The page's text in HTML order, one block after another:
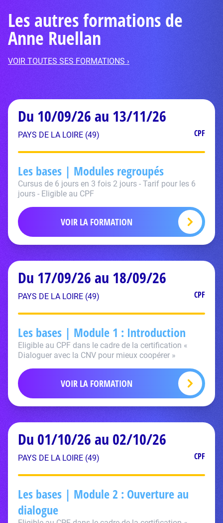
Les autres formations de
Anne Ruellan
VOIR TOUTES SES FORMATIONS ›
Du 10/09/26 au 13/11/26
PAYS DE LA LOIRE (49) CPF
Les bases | Modules regroupés
Cursus de 6 jours en 3 fois 2 jours - Tarif pour les 6
jours - Eligible au CPF
VOIR LA FORMATION
Du 17/09/26 au 18/09/26
PAYS DE LA LOIRE (49) CPF
Les bases | Module 1 : Introduction
Eligible au CPF dans le cadre de la certification «
Dialoguer avec la CNV pour mieux coopérer »
VOIR LA FORMATION
Du 01/10/26 au 02/10/26
PAYS DE LA LOIRE (49) CPF
Les bases | Module 2 : Ouverture au
dialogue